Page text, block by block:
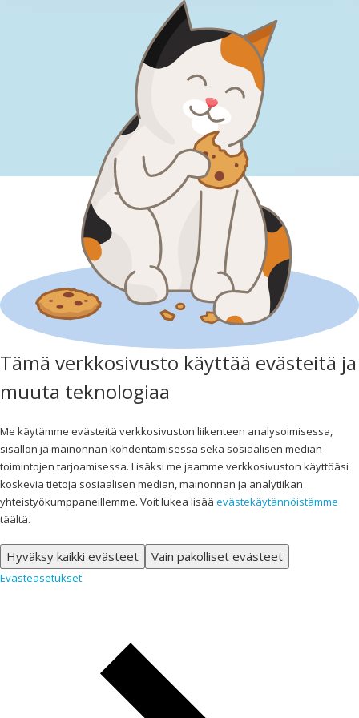
Tämä verkkosivusto käyttää evästeitä ja
muuta teknologiaa
Me käytämme evästeitä verkkosivuston liikenteen analysoimisessa,
sisällön ja mainonnan kohdentamisessa sekä sosiaalisen median
toimintojen tarjoamisessa. Lisäksi me jaamme verkkosivuston käyttöäsi
koskevia tietoja sosiaalisen median, mainonnan ja analytiikan
yhteistyökumppaneillemme. Voit lukea lisää evästekäytännöistämme
täältä.
Hyväksy kaikki evästeet Vain pakolliset evästeet
Evästeasetukset